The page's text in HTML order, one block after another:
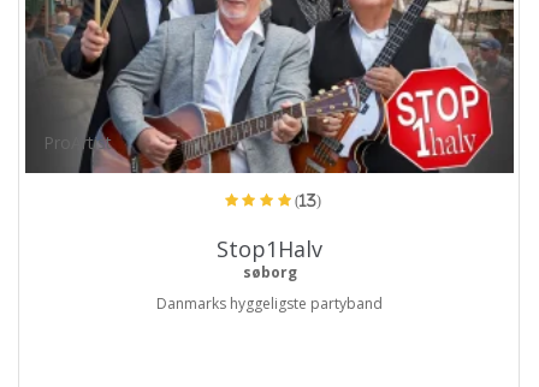
ProArtist
(13)
Stop1Halv
søborg
Danmarks hyggeligste partyband